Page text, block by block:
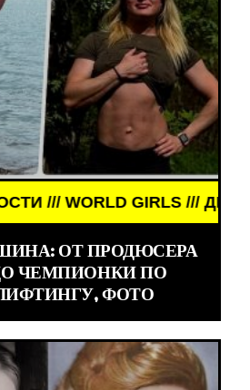
GIRLS /// ДЕВУШКИ
ОТ ПРОДЮСЕРА
ЧЕМПИОНКИ ПО
ФОТО